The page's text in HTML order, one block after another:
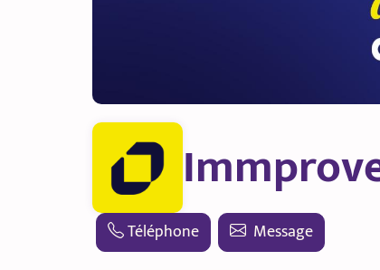
Téléphone Message